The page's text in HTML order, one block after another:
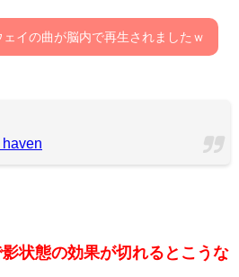
ェイの曲が脳内で再生されましたｗ
haven
影状態の効果が切れるとこうな